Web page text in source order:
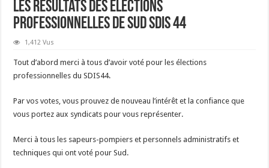
Les résultats des élections
professionnelles de sud sdis 44
1,412 Vus
Tout d’abord merci à tous d’avoir voté pour les élections
professionnelles du SDIS44.
Par vos votes, vous prouvez de nouveau l’intérêt et la confiance que
vous portez aux syndicats pour vous représenter.
Merci à tous les sapeurs-pompiers et personnels administratifs et
techniques qui ont voté pour Sud.